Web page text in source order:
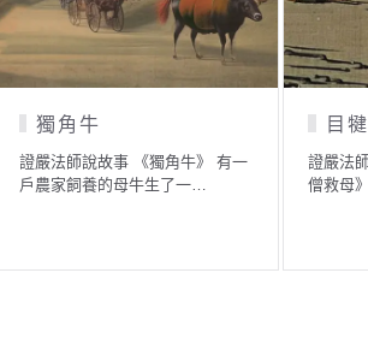
獨角牛
證嚴法師說故事 《獨角牛》 有一
戶農家飼養的母牛生了一…
目
證嚴法
僧救母